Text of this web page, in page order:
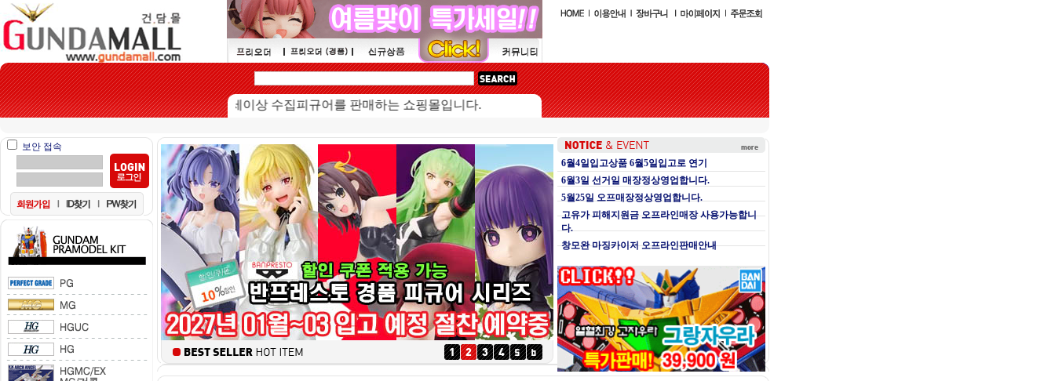
본 쇼핑몰은 15세이상 수집피규어를 판매하는 쇼핑몰입니다.
보안 접속
6월4일입고상품 6월5일입고로 연기
6월3일 선거일 매장정상영업합니다.
5월25일 오프매장정상영업합니다.
고유가 피해지원금 오프라인매장 사용가능합니
다.
창모완 마징카이저 오프라인판매안내